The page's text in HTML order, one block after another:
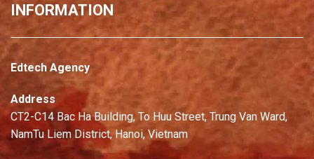
INFORMATION
Edtech Agency
Address
CT2-C14 Bac Ha Building, To Huu Street, Trung Van Ward,
NamTu Liem District, Hanoi, Vietnam